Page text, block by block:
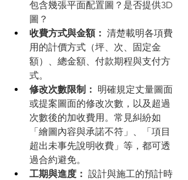
包含幾張平面配置圖？是否提供3D
圖？
收費方式與金額： 清楚載明各項費
用的計價方式（坪、次、固定金
額）、總金額、付款期程與支付方
式。
修改次數限制： 明確規定丈量圖面
或提案圖面的修改次數，以及超過
次數後的加收費用。常見糾紛如
「繪圖內容與承諾不符」、「項目
超出未事先說明收費」等，都可透
過合約避免。
工期與進度： 設計與施工的預計時